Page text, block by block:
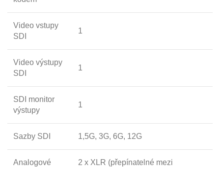
Video vstupy
SDI
1
Video výstupy
SDI
1
SDI monitor
výstupy
1
Sazby SDI 1,5G, 3G, 6G, 12G
Analogové
2 x XLR (přepínatelné mezi